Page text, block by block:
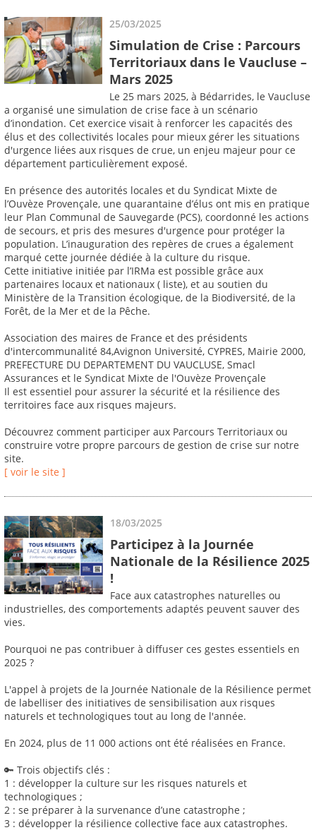
25/03/2025
Simulation de Crise : Parcours
Territoriaux dans le Vaucluse –
Mars 2025
Le 25 mars 2025, à Bédarrides, le Vaucluse
a organisé une simulation de crise face à un scénario
d’inondation. Cet exercice visait à renforcer les capacités des
élus et des collectivités locales pour mieux gérer les situations
d'urgence liées aux risques de crue, un enjeu majeur pour ce
département particulièrement exposé.
En présence des autorités locales et du Syndicat Mixte de
l’Ouvèze Provençale, une quarantaine d’élus ont mis en pratique
leur Plan Communal de Sauvegarde (PCS), coordonné les actions
de secours, et pris des mesures d'urgence pour protéger la
population. L’inauguration des repères de crues a également
marqué cette journée dédiée à la culture du risque.
Cette initiative initiée par l’IRMa est possible grâce aux
partenaires locaux et nationaux ( liste), et au soutien du
Ministère de la Transition écologique, de la Biodiversité, de la
Forêt, de la Mer et de la Pêche.
Association des maires de France et des présidents
d'intercommunalité 84,Avignon Université, CYPRES, Mairie 2000,
PREFECTURE DU DEPARTEMENT DU VAUCLUSE, Smacl
Assurances et le Syndicat Mixte de l'Ouvèze Provençale
Il est essentiel pour assurer la sécurité et la résilience des
territoires face aux risques majeurs.
Découvrez comment participer aux Parcours Territoriaux ou
construire votre propre parcours de gestion de crise sur notre
site.
[ voir le site ]
18/03/2025
Participez à la Journée
Nationale de la Résilience 2025
!
Face aux catastrophes naturelles ou
industrielles, des comportements adaptés peuvent sauver des
vies.
Pourquoi ne pas contribuer à diffuser ces gestes essentiels en
2025 ?
L'appel à projets de la Journée Nationale de la Résilience permet
de labelliser des initiatives de sensibilisation aux risques
naturels et technologiques tout au long de l'année.
En 2024, plus de 11 000 actions ont été réalisées en France.
🔑 Trois objectifs clés :
1 : développer la culture sur les risques naturels et
technologiques ;
2 : se préparer à la survenance d’une catastrophe ;
3 : développer la résilience collective face aux catastrophes.